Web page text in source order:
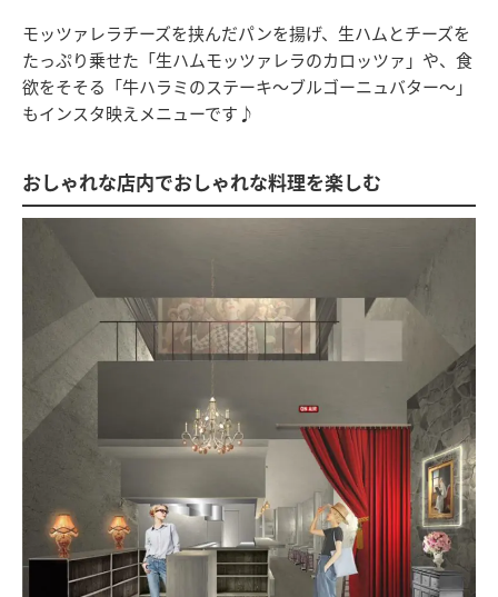
モッツァレラチーズを挟んだパンを揚げ、生ハムとチーズを
たっぷり乗せた「生ハムモッツァレラのカロッツァ」や、食
欲をそそる「牛ハラミのステーキ～ブルゴーニュバター～」
もインスタ映えメニューです♪
おしゃれな店内でおしゃれな料理を楽しむ